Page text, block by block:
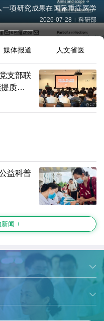
项研究成果在国际重症医学
2026-07-28 | 科研部
媒体报道 人文省医
支部联
质
益科普
闻 +